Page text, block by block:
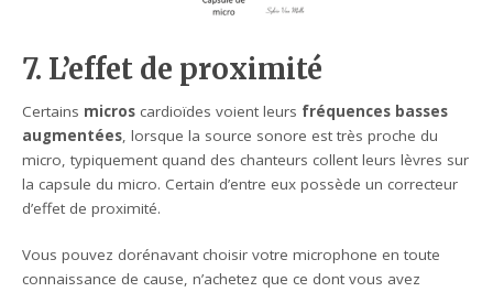
7. L’effet de proximité
Certains micros cardioïdes voient leurs fréquences basses
augmentées, lorsque la source sonore est très proche du
micro, typiquement quand des chanteurs collent leurs lèvres sur
la capsule du micro. Certain d’entre eux possède un correcteur
d’effet de proximité.
Vous pouvez dorénavant choisir votre microphone en toute
connaissance de cause, n’achetez que ce dont vous avez